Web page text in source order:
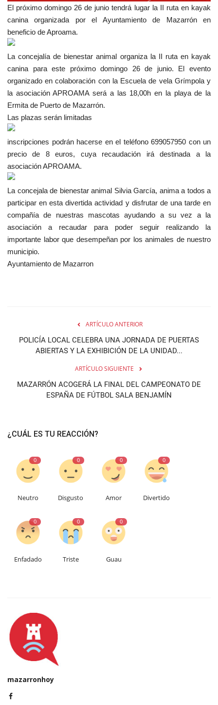
El próximo domingo 26 de junio tendrá lugar la II ruta en kayak
canina organizada por el Ayuntamiento de Mazarrón en
beneficio de Aproama.
La concejalía de bienestar animal organiza la II ruta en kayak
canina para este próximo domingo 26 de junio. El evento
organizado en colaboración con la Escuela de vela Grímpola y
la asociación APROAMA será a las 18,00h en la playa de la
Ermita de Puerto de Mazarrón.
Las plazas serán limitadas
inscripciones podrán hacerse en el teléfono 699057950 con un
precio de 8 euros, cuya recaudación irá destinada a la
asociación APROAMA.
La concejala de bienestar animal Silvia García, anima a todos a
participar en esta divertida actividad y disfrutar de una tarde en
compañía de nuestras mascotas ayudando a su vez a la
asociación a recaudar para poder seguir realizando la
importante labor que desempeñan por los animales de nuestro
municipio.
Ayuntamiento de Mazarron
ARTÍCULO ANTERIOR
POLICÍA LOCAL CELEBRA UNA JORNADA DE PUERTAS
ABIERTAS Y LA EXHIBICIÓN DE LA UNIDAD...
ARTÍCULO SIGUIENTE
MAZARRÓN ACOGERÁ LA FINAL DEL CAMPEONATO DE
ESPAÑA DE FÚTBOL SALA BENJAMÍN
¿CUÁL ES TU REACCIÓN?
0
Neutro
0
Disgusto
0
Amor
0
Divertido
0
Enfadado
0
Triste
0
Guau
mazarronhoy